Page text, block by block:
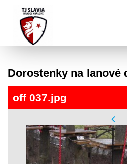
Dorostenky na lanové
off 037.jpg